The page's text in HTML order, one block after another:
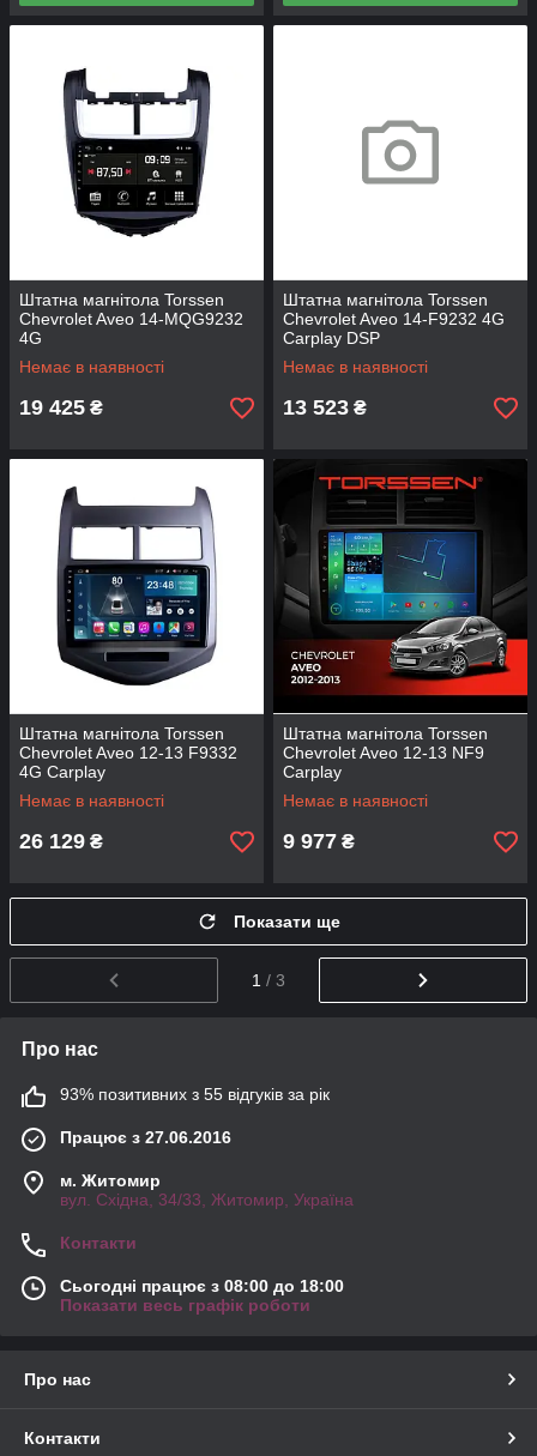
Штатна магнітола Torssen
Chevrolet Aveo 14-MQG9232
4G
Немає в наявності
19 425 ₴
Штатна магнітола Torssen
Chevrolet Aveo 14-F9232 4G
Carplay DSP
Немає в наявності
13 523 ₴
Штатна магнітола Torssen
Chevrolet Aveo 12-13 F9332
4G Carplay
Немає в наявності
26 129 ₴
Штатна магнітола Torssen
Chevrolet Aveo 12-13 NF9
Carplay
Немає в наявності
9 977 ₴
Показати ще
1 / 3
Про нас
93% позитивних з 55 відгуків за рік
Працює з 27.06.2016
м. Житомир
вул. Східна, 34/33, Житомир, Україна
Контакти
Сьогодні працює з 08:00 до 18:00
Показати весь графік роботи
Про нас
Контакти